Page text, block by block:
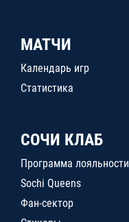
МАТЧИ
Календарь игр
Статистика
СОЧИ КЛАБ
Программа лояльности
Sochi Queens
Фан-сектор